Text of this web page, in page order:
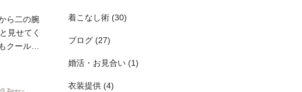
ら二の腕
見せてく
クールに
の腕をス
着こなし術 (30)
ブログ (27)
婚活・お見合い (1)
衣装提供 (4)